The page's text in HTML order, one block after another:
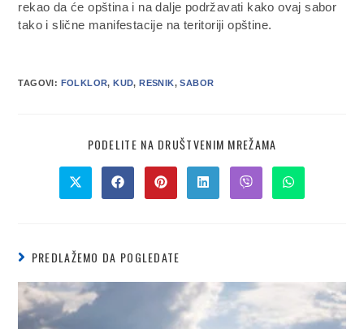
rekao da će opština i na dalje podržavati kako ovaj sabor
tako i slične manifestacije na teritoriji opštine.
TAGOVI: FOLKLOR, KUD, RESNIK, SABOR
PODELITE NA DRUŠTVENIM MREŽAMA
PREDLAŽEMO DA POGLEDATE